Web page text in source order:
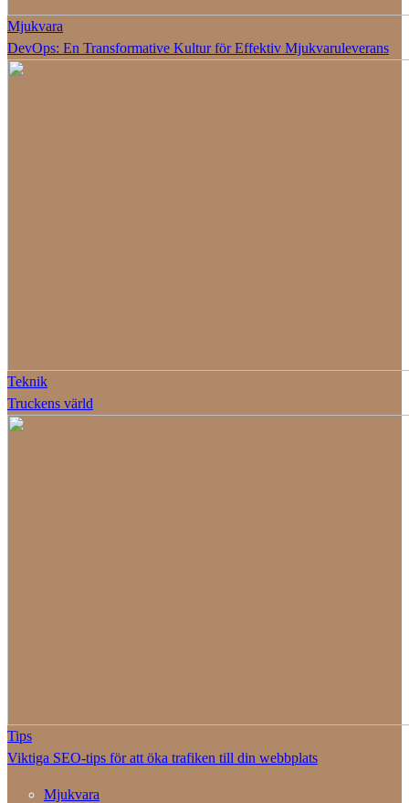
Mjukvara
DevOps: En Transformative Kultur för Effektiv Mjukvaruleverans
Teknik
Truckens värld
Tips
Viktiga SEO-tips för att öka trafiken till din webbplats
Mjukvara